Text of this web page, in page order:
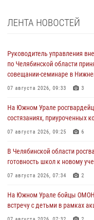
ЛЕНТА НОВОСТЕЙ
Руководитель управления
по Челябинской области
совещании-семинаре в
07 августа 2026, 09:33 3
На Южном Урале
состязаниях, приуроченных
07 августа 2026, 09:25 6
В Челябинской области
готовность школ к новому
07 августа 2026, 07:34 2
На Южном Урале бойцы ОМОН
встречу с детьми в рамках